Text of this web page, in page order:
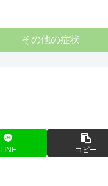
その他の症状
LINE コピー